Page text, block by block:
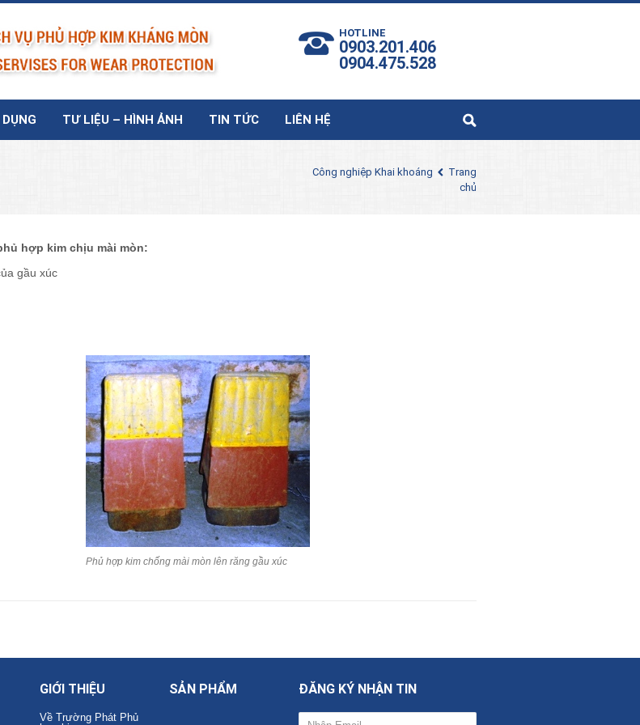
HOTLINE
0903.201.406
0904.475.528
TƯ LIỆU – HÌNH ẢNH TIN TỨC LIÊN HỆ
Công nghiệp Khai khoáng
Trang
chủ
hợp kim chịu mài mòn:
gầu xúc
Phủ hợp kim chống mài mòn lên răng gầu xúc
GIỚI THIỆU
Về Trường Phát Phủ
SẢN PHẨM ĐĂNG KÝ NHẬN TIN